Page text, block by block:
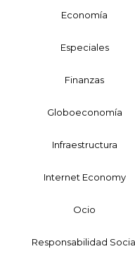
Economía
Especiales
Finanzas
Globoeconomía
Infraestructura
Internet Economy
Ocio
Responsabilidad